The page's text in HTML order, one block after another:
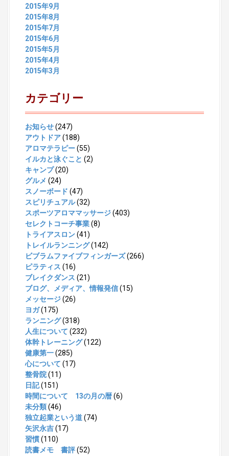
2015年9月
2015年8月
2015年7月
2015年6月
2015年5月
2015年4月
2015年3月
カテゴリー
お知らせ(247)
アウトドア(188)
アロマテラピー(55)
イルカと泳ぐこと (2)
キャンプ(20)
グルメ (24)
スノーボード (47)
スピリチュアル(32)
スポーツアロママッサージ(403)
セレクトコーチ事業(8)
トライアスロン(41)
トレイルランニング(142)
ビブラムファイブフィンガーズ(266)
ピラティス (16)
ブレイクダンス (21)
ブログ、メディア、情報発信(15)
メッセージ(26)
ヨガ(175)
ランニング(318)
人生について (232)
体幹トレーニング(122)
健康第一(285)
心について (17)
整骨院(11)
日記(151)
時間について 13の月の暦(6)
未分類(46)
独立起業という道(74)
矢沢永吉(17)
習慣(110)
読書メモ 書評(52)